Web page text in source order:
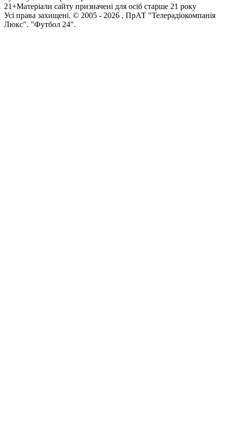
21+Матеріали сайту призначені для осіб старше 21 року
Усi права захищенi. © 2005 - 2026 , ПрАТ "Телерадіокомпанія
Люкс". "Футбол 24".